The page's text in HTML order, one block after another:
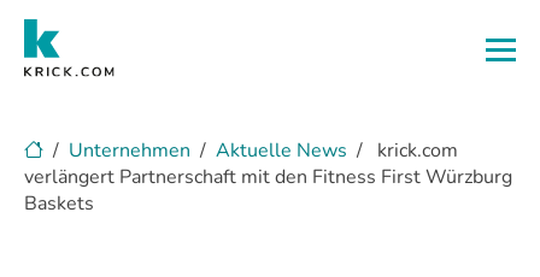
Unternehmen Aktuelle News
krick.com
verlängert Partnerschaft mit den Fitness First Würzburg
Baskets